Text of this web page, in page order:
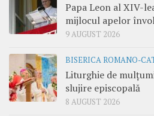
Papa Leon al XIV-
mijlocul apelor
9 AUGUST 2026
BISERICA ROMANO-
Liturghie de
slujire episcopală
8 AUGUST 2026